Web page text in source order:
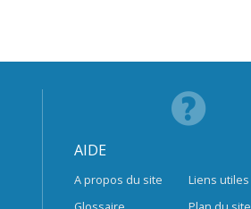
AIDE
A propos du site
Liens utiles